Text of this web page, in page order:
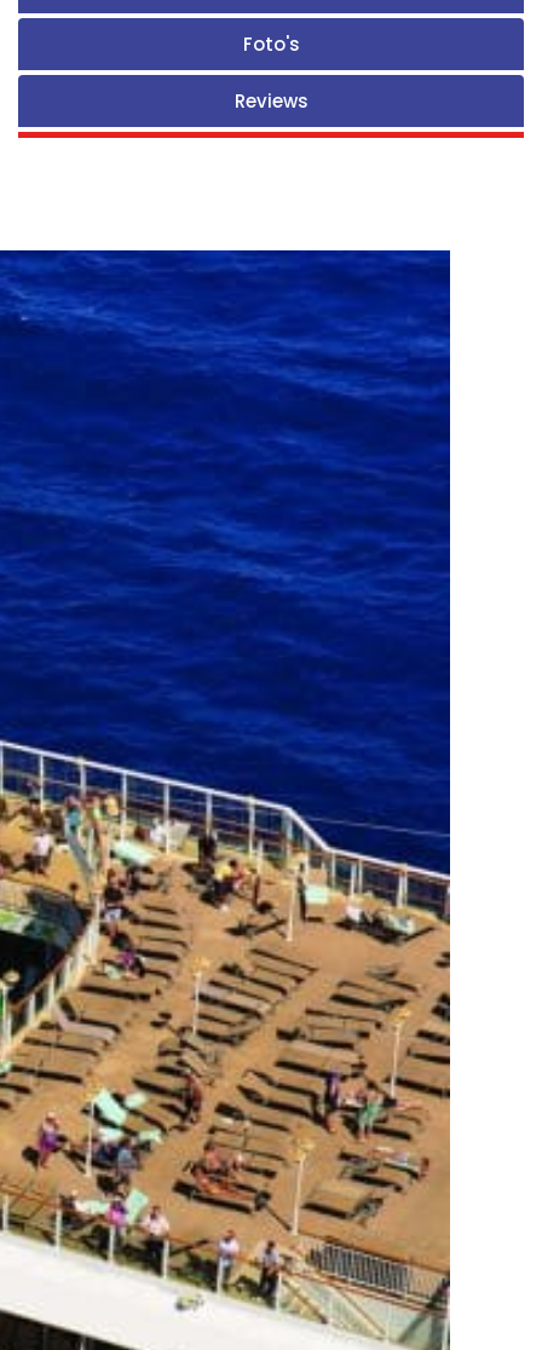
Foto's
Reviews